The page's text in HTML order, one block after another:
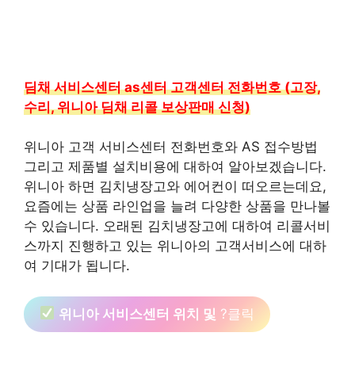
딤채 서비스센터 as센터 고객센터 전화번호 (고장,
수리, 위니아 딤채 리콜 보상판매 신청)
위니아 고객 서비스센터 전화번호와 AS 접수방법
그리고 제품별 설치비용에 대하여 알아보겠습니다.
위니아 하면 김치냉장고와 에어컨이 떠오르는데요,
요즘에는 상품 라인업을 늘려 다양한 상품을 만나볼
수 있습니다. 오래된 김치냉장고에 대하여 리콜서비
스까지 진행하고 있는 위니아의 고객서비스에 대하
여 기대가 됩니다.
위니아 서비스센터 위치 및 ?클릭